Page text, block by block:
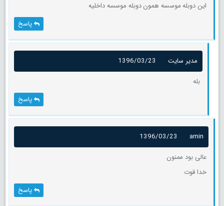
این دوبله موسسه همون دوبله موسسه داخلیه
پاسخ
مدیر سایت
1396/03/23
بله
پاسخ
amin
1396/03/23
عالی بود ممنون
خدا قوت
پاسخ